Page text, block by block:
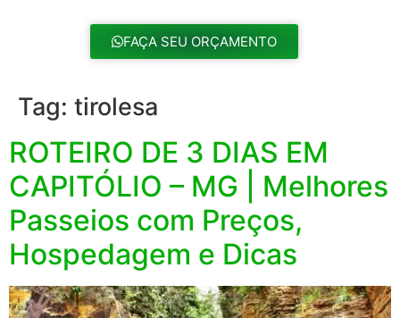
FAÇA SEU ORÇAMENTO
Tag: tirolesa
ROTEIRO DE 3 DIAS EM
CAPITÓLIO – MG | Melhores
Passeios com Preços,
Hospedagem e Dicas